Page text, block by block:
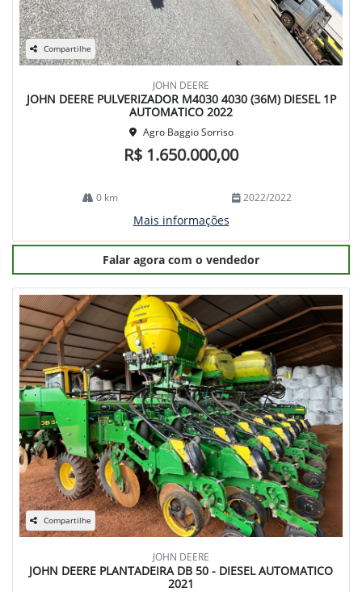
Compartilhe
JOHN DEERE
JOHN DEERE PULVERIZADOR M4030 4030 (36M) DIESEL 1P
AUTOMATICO 2022
Agro Baggio Sorriso
R$ 1.650.000,00
0 km 2022/2022
Mais informações
Falar agora com o vendedor
Compartilhe
JOHN DEERE
JOHN DEERE PLANTADEIRA DB 50 - DIESEL AUTOMATICO
2021